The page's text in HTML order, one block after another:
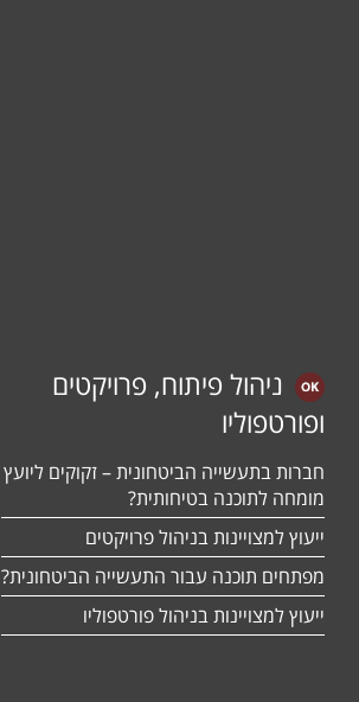
ניהול פיתוח, פרויקטים
ופורטפוליו
חברות בתעשייה הביטחונית – זקוקים ליועץ
מומחה לתוכנה בטיחותית?
ייעוץ למצויינות בניהול פרויקטים
מפתחים תוכנה עבור התעשייה הביטחונית?
ייעוץ למצויינות בניהול פורטפוליו